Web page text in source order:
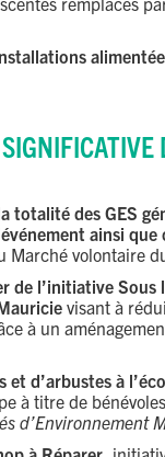
totalité des GES
ainsi que
Marché volontaire
de l’initiative Sous
visant à
à un
et d’arbustes à
à titre de
d’Environnement